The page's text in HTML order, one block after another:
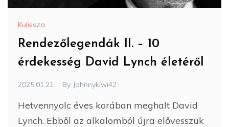
Kulissza
Rendezőlegendák II. – 10
érdekesség David Lynch életéről
2025.01.21. By Johnnykiwi42
Hetvennyolc éves korában meghalt David
Lynch. Ebből az alkalomból újra elővesszük